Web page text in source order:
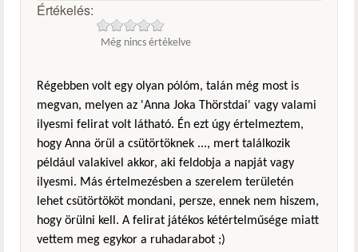
Értékelés:
Még nincs értékelve
Régebben volt egy olyan pólóm, talán még most is
megvan, melyen az 'Anna Joka Thörstdai' vagy valami
ilyesmi felirat volt látható. Én ezt úgy értelmeztem,
hogy Anna örül a csütörtöknek ..., mert találkozik
például valakivel akkor, aki feldobja a napját vagy
ilyesmi. Más értelmezésben a szerelem területén
lehet csütörtököt mondani, persze, ennek nem hiszem,
hogy örülni kell. A felirat játékos kétértelműsége miatt
vettem meg egykor a ruhadarabot ;)